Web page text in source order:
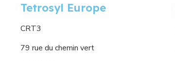
Tetrosyl Europe
CRT3
79 rue du chemin vert